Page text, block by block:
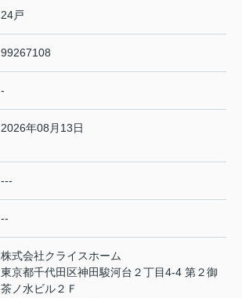
24戸
99267108
-
2026年08月13日
---
--
株式会社クライスホーム
東京都千代田区神田駿河台２丁目4-4 第２御
茶ノ水ビル２Ｆ